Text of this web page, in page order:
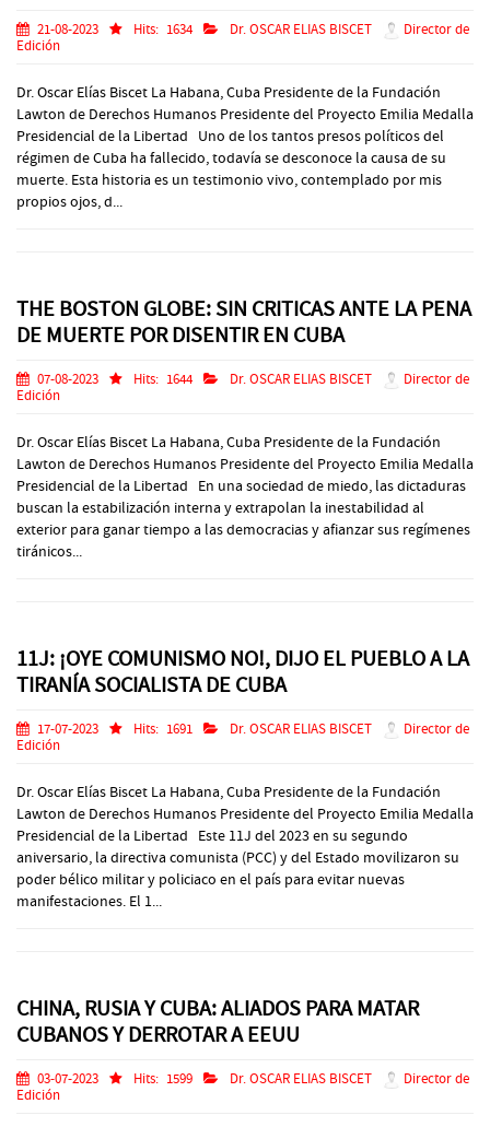
21-08-2023 Hits: 1634 Dr. OSCAR ELIAS BISCET
Director de
Edición
Dr. Oscar Elías Biscet La Habana, Cuba Presidente de la Fundación
Lawton de Derechos Humanos Presidente del Proyecto Emilia Medalla
Presidencial de la Libertad Uno de los tantos presos políticos del
régimen de Cuba ha fallecido, todavía se desconoce la causa de su
muerte. Esta historia es un testimonio vivo, contemplado por mis
propios ojos, d...
THE BOSTON GLOBE: SIN CRITICAS ANTE LA PENA
DE MUERTE POR DISENTIR EN CUBA
07-08-2023 Hits: 1644 Dr. OSCAR ELIAS BISCET
Director de
Edición
Dr. Oscar Elías Biscet La Habana, Cuba Presidente de la Fundación
Lawton de Derechos Humanos Presidente del Proyecto Emilia Medalla
Presidencial de la Libertad En una sociedad de miedo, las dictaduras
buscan la estabilización interna y extrapolan la inestabilidad al
exterior para ganar tiempo a las democracias y afianzar sus regímenes
tiránicos...
11J: ¡OYE COMUNISMO NO!, DIJO EL PUEBLO A LA
TIRANÍA SOCIALISTA DE CUBA
17-07-2023 Hits: 1691 Dr. OSCAR ELIAS BISCET
Director de
Edición
Dr. Oscar Elías Biscet La Habana, Cuba Presidente de la Fundación
Lawton de Derechos Humanos Presidente del Proyecto Emilia Medalla
Presidencial de la Libertad Este 11J del 2023 en su segundo
aniversario, la directiva comunista (PCC) y del Estado movilizaron su
poder bélico militar y policiaco en el país para evitar nuevas
manifestaciones. El 1...
CHINA, RUSIA Y CUBA: ALIADOS PARA MATAR
CUBANOS Y DERROTAR A EEUU
03-07-2023 Hits: 1599 Dr. OSCAR ELIAS BISCET
Director de
Edición